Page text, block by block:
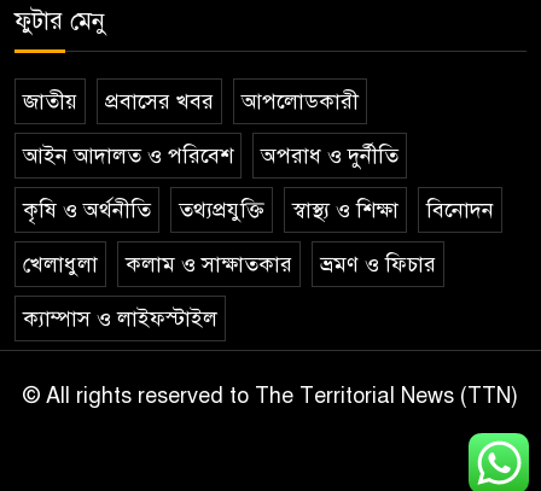
ফুটার মেনু
জাতীয় প্রবাসের খবর আপলোডকারী
আইন আদালত ও পরিবেশ অপরাধ ও দুর্নীতি
কৃষি ও অর্থনীতি তথ্যপ্রযুক্তি স্বাস্থ্য ও শিক্ষা বিনোদন
খেলাধুলা কলাম ও সাক্ষাতকার ভ্রমণ ও ফিচার
ক্যাম্পাস ও লাইফস্টাইল
© All rights reserved to The Territorial News (TTN)